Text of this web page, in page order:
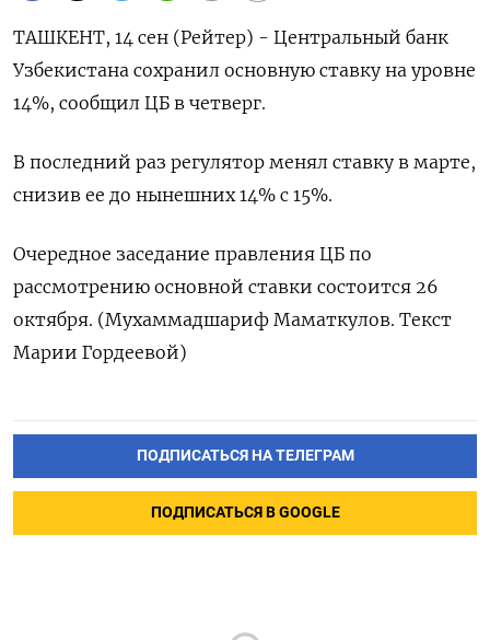
ТАШКЕНТ, 14 сен (Рейтер) - Центральный банк
Узбекистана сохранил основную ставку на уровне
14%, сообщил ЦБ в четверг.
В последний раз регулятор менял ставку в марте,
снизив ее до нынешних 14% с 15%.
Очередное заседание правления ЦБ по
рассмотрению основной ставки состоится 26
октября. (Мухаммадшариф Маматкулов. Текст
Марии Гордеевой)
ПОДПИСАТЬСЯ НА ТЕЛЕГРАМ
ПОДПИСАТЬСЯ В GOOGLE